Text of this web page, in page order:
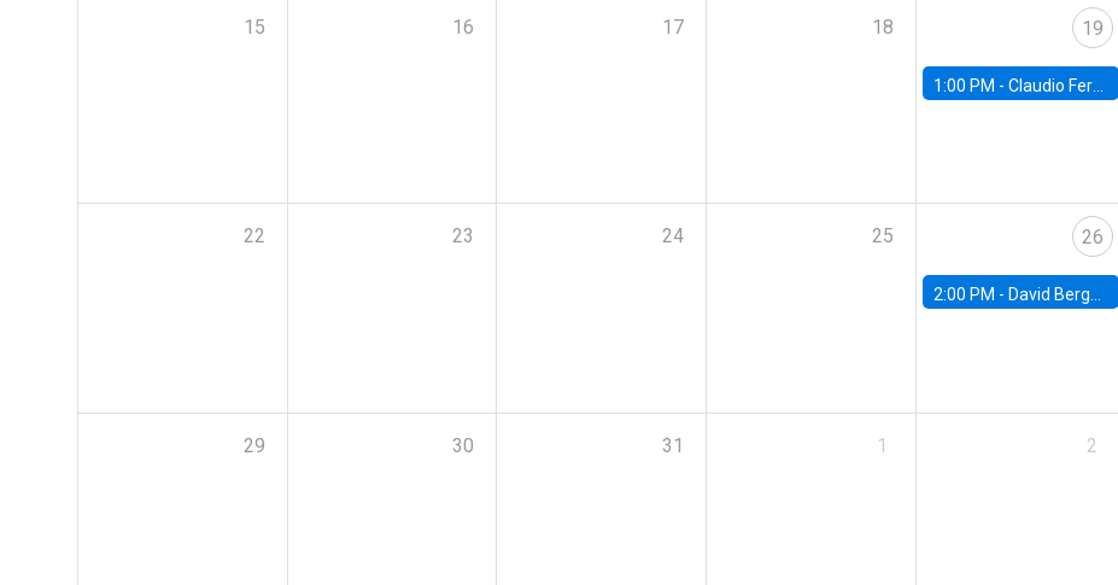
15 16 17 18 19
1:00 PM - Claudio Ferraz, British Columbia
22 23 24 25 26
2:00 PM - David Berger, Duke
29 30 31 1 2